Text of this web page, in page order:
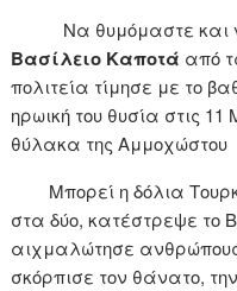
Να θυμόμαστε και
Βασίλειο Καποτά από
πολιτεία τίμησε με το
ηρωική του θυσία στις
θύλακα της Αμμοχώστου
Μπορεί η δόλια
στα δύο, κατέστρεψε το
αιχμαλώτησε
σκόρπισε τον θάνατο,